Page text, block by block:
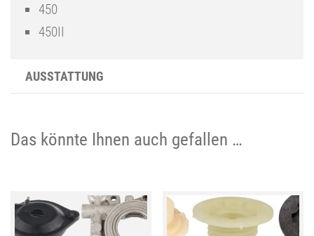
450
450II
AUSSTATTUNG
Das könnte Ihnen auch gefallen …